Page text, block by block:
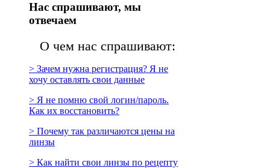
Нас спрашивают, мы
отвечаем
О чем нас спрашивают:
> Зачем нужна регистрация? Я не
хочу оставлять свои данные
> Я не помню свой логин/пароль.
Как их восстановить?
> Почему так различаются цены на
линзы
> Как найти свои линзы по рецепту